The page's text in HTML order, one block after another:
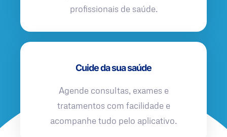
profissionais de saúde.
Cuide da sua saúde
Agende consultas, exames e
tratamentos com facilidade e
acompanhe tudo pelo aplicativo.